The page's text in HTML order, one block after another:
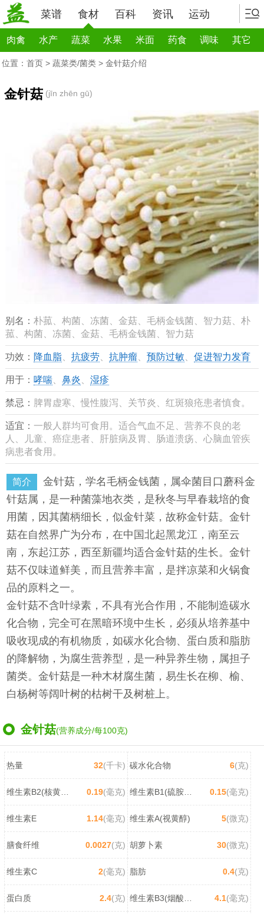
菜谱 食材 百科 资讯 运动
肉禽 水产 蔬菜 水果 米面 药食 调味 其它
位置： 首页 > 蔬菜类/菌类 > 金针菇介绍
金针菇 (jīn zhēn gū)
别名： 朴菰、构菌、冻菌、金菇、毛柄金钱菌、智力菇、朴
菰、构菌、冻菌、金菇、毛柄金钱菌、智力菇
功效： 降血脂、 抗疲劳、 抗肿瘤、 预防过敏 促进智力发育
用于： 哮喘、 鼻炎 湿疹
禁忌： 脾胃虚寒、慢性腹泻、关节炎、红斑狼疮患者慎食。
适宜： 一般人群均可食用。适合气血不足、营养不良的老
人、儿童、癌症患者、肝脏病及胃、肠道溃疡、心脑血管疾
病患者食用。
简介
金针菇，学名毛柄金钱菌，属伞菌目口蘑科金
针菇属，是一种菌藻地衣类，是秋冬与早春栽培的食
用菌，因其菌柄细长，似金针菜，故称金针菇。金针
菇在自然界广为分布，在中国北起黑龙江，南至云
南，东起江苏，西至新疆均适合金针菇的生长。金针
菇不仅味道鲜美，而且营养丰富，是拌凉菜和火锅食
品的原料之一。
金针菇不含叶绿素，不具有光合作用，不能制造碳水
化合物，完全可在黑暗环境中生长，必须从培养基中
吸收现成的有机物质，如碳水化合物、蛋白质和脂肪
的降解物，为腐生营养型，是一种异养生物，属担子
菌类。金针菇是一种木材腐生菌，易生长在柳、榆、
白杨树等阔叶树的枯树干及树桩上。
金针菇(营养成分/每100克)
热量 32(千卡) 碳水化合物 6(克)
维生素B2(核黄素) 0.19(毫克) 维生素B1(硫胺素) 0.15(毫克)
维生素E 1.14(毫克) 维生素A(视黄醇) 5(微克)
膳食纤维 0.0027(克) 胡萝卜素 30(微克)
维生素C 2(毫克) 脂肪 0.4(克)
蛋白质 2.4(克) 维生素B3(烟酸/尼克酸) 4.1(毫克)